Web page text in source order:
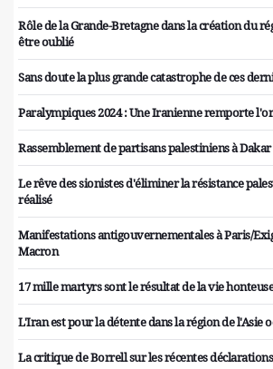
Rôle de la Grande-Bretagne dans la création du
être oublié
Sans doute la plus grande catastrophe de ces
Paralympiques 2024 : Une Iranienne remporte
Rassemblement de partisans palestiniens à Dakar
Le rêve des sionistes d'éliminer la résistance
réalisé
Manifestations antigouvernementales à Paris/
Macron
17 mille martyrs sont le résultat de la vie
L'Iran est pour la détente dans la région de l'Asie
La critique de Borrell sur les récentes